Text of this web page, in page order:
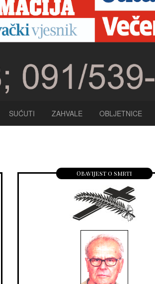
SUĆUTI ZAHVALE OBLJETNICE
Obavijest o smrti